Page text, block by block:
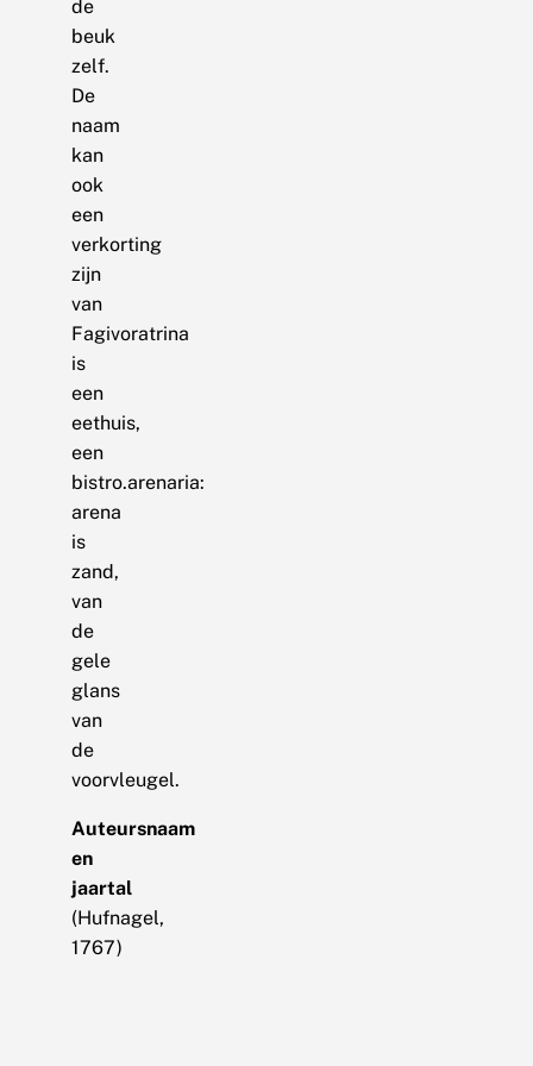
de
beuk
zelf.
De
naam
kan
ook
een
verkorting
zijn
van
Fagivoratrina
is
een
eethuis,
een
bistro.arenaria:
arena
is
zand,
van
de
gele
glans
van
de
voorvleugel.
Auteursnaam
en
jaartal
(Hufnagel,
1767)